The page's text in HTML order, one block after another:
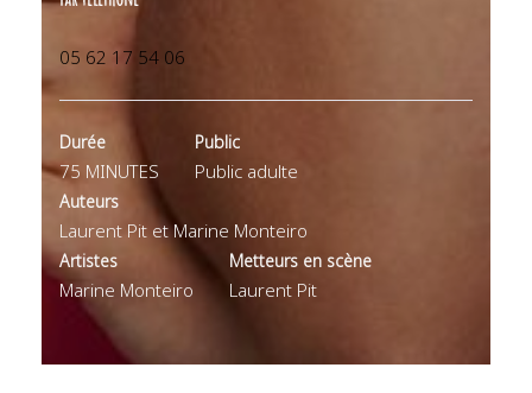
05 62 17 54 06
Durée
75 MINUTES
Public
Public adulte
Auteurs
Laurent Pit et Marine Monteiro
Artistes
Marine Monteiro
Metteurs en scène
Laurent Pit